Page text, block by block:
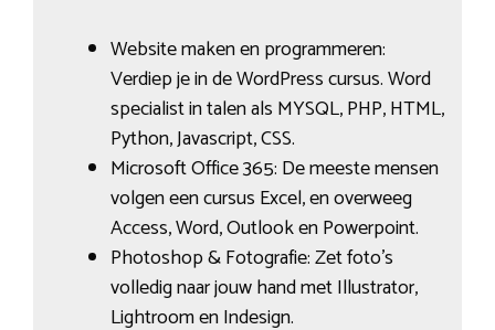
Website maken en programmeren:
Verdiep je in de WordPress cursus. Word
specialist in talen als MYSQL, PHP, HTML,
Python, Javascript, CSS.
Microsoft Office 365: De meeste mensen
volgen een cursus Excel, en overweeg
Access, Word, Outlook en Powerpoint.
Photoshop & Fotografie: Zet foto’s
volledig naar jouw hand met Illustrator,
Lightroom en Indesign.